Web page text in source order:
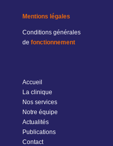
Mentions légales
Conditions générales
de fonctionnement
Accueil
La clinique
Nos services
Notre équipe
Actualités
Publications
Contact